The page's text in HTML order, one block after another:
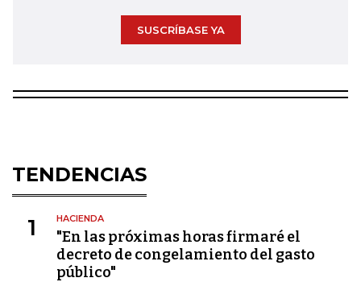
SUSCRÍBASE YA
TENDENCIAS
1 HACIENDA
"En las próximas horas firmaré el
decreto de congelamiento del gasto
público"